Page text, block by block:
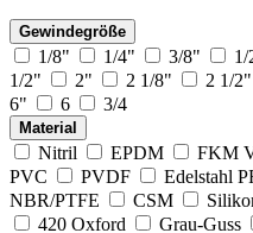
Gewindegröße
1/8" 1/4" 3/8" 1/
1/2"
2" 2 1/8" 2 1/2"
6"
6 3/4
Material
Nitril EPDM FKM
PVC
PVDF Edelstahl
NBR/PTFE
CSM
420 Oxford
Grau-Guss